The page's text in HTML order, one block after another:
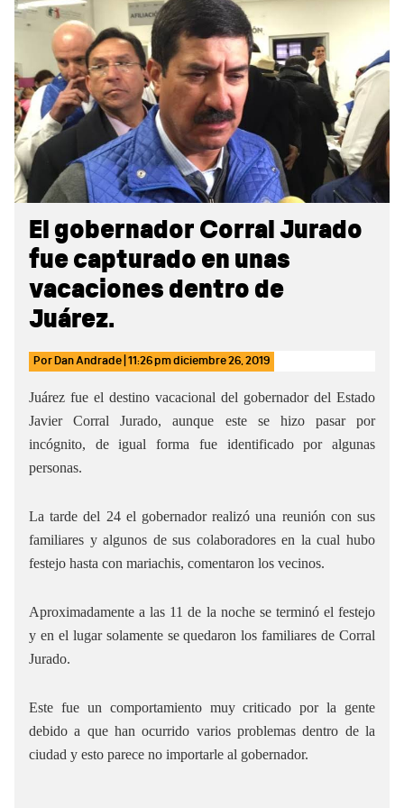
El gobernador Corral Jurado
fue capturado en unas
vacaciones dentro de
Juárez.
Por Dan Andrade 11:26 pmdiciembre 26, 2019
Juárez fue el destino vacacional del gobernador del Estado
Javier Corral Jurado, aunque este se hizo pasar por
incógnito, de igual forma fue identificado por algunas
personas.
La tarde del 24 el gobernador realizó una reunión con sus
familiares y algunos de sus colaboradores en la cual hubo
festejo hasta con mariachis, comentaron los vecinos.
Aproximadamente a las 11 de la noche se terminó el festejo
y en el lugar solamente se quedaron los familiares de Corral
Jurado.
Este fue un comportamiento muy criticado por la gente
debido a que han ocurrido varios problemas dentro de la
ciudad y esto parece no importarle al gobernador.
Sidebar